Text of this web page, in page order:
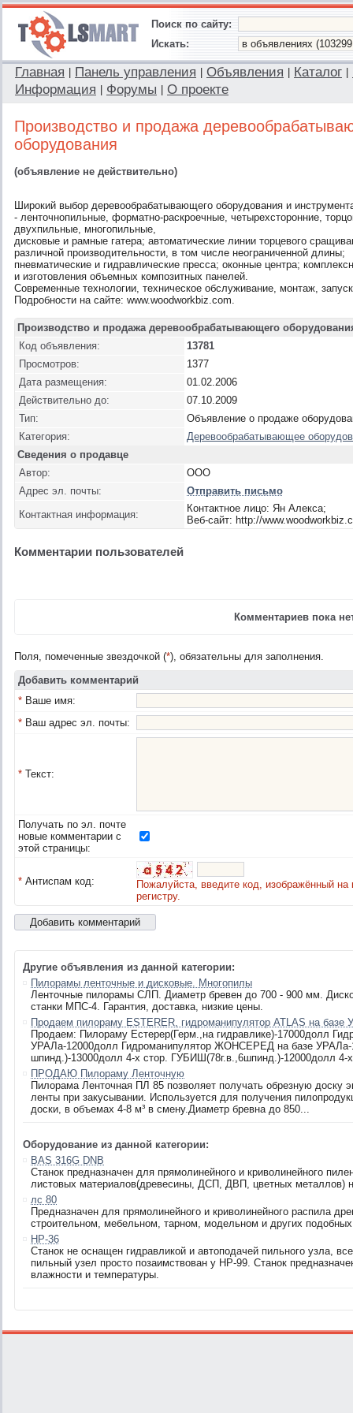
Поиск по сайту:
Искать:
Главная Панель управления Объявления Каталог
Информация
Форумы О проекте
Производство и продажа
оборудования
(объявление не действительно)
Широкий выбор деревообрабатывающего оборудования и
- ленточнопильные, форматно-раскроечные, четырехсторонние,
двухпильные, многопильные,
дисковые и рамные гатера; автоматические линии торцевого
различной производительности, в том числе неограниченной длины;
пневматические и гидравлические пресса; оконные центра;
и изготовления объемных композитных панелей.
Современные технологии, техническое обслуживание, монтаж,
Подробности на сайте: www.woodworkbiz.com.
Производство и продажа деревообрабатывающего
Код объявления:
13781
Просмотров:
1377
Дата размещения:
01.02.2006
Действительно до:
07.10.2009
Тип:
Объявление о продаже
Категория:
Деревообрабатывающее
Сведения о продавце
Автор:
ООО
Адрес эл. почты:
Отправить письмо
Контактная информация:
Контактное лицо: Ян Алекса;
Веб-сайт: http://
Комментарии пользователей
Комментариев пока
Поля, помеченные звездочкой (*), обязательны для заполнения.
Добавить комментарий
* Ваше имя:
* Ваш адрес эл. почты:
* Текст:
Получать по эл. почте
новые комментарии с
этой страницы:
* Антиспам код:
Пожалуйста, введите код, изображённый
регистру.
Другие объявления из данной категории:
Пилорамы ленточные и дисковые. Многопилы
Ленточные пилорамы СЛП. Диаметр бревен до 700 - 900 мм.
станки МПС-4. Гарантия, доставка, низкие цены.
Продаем пилораму ESTERER, гидроманипулятор ATLAS на базе
Продаем: Пилораму Естерер(Герм.,на гидравлике)-17000долл
УРАЛа-12000долл Гидроманипулятор ЖОНСЕРЕД на базе УРАЛа-
шпинд.)-13000долл 4-х стор. ГУБИШ(78г.в.,6шпинд.)-12000долл
ПРОДАЮ Пилораму Ленточную
Пилорама Ленточная ПЛ 85 позволяет получать обрезную доску
ленты при закусывании. Используется для получения
доски, в объемах 4-8 м³ в смену.Диаметр бревна до 850...
Оборудование из данной категории:
BAS 316G DNB
Станок предназначен для прямолинейного и криволинейного
листовых материалов(древесины, ДСП, ДВП, цветных металлов)
лс 80
Предназначен для прямолинейного и криволинейного распила
строительном, мебельном, тарном, модельном и других подобных
HP-36
Cтанок не оснащен гидравликой и автоподачей пильного узла,
пильный узел просто позаимствован у НР-99. Станок
влажности и температуры.